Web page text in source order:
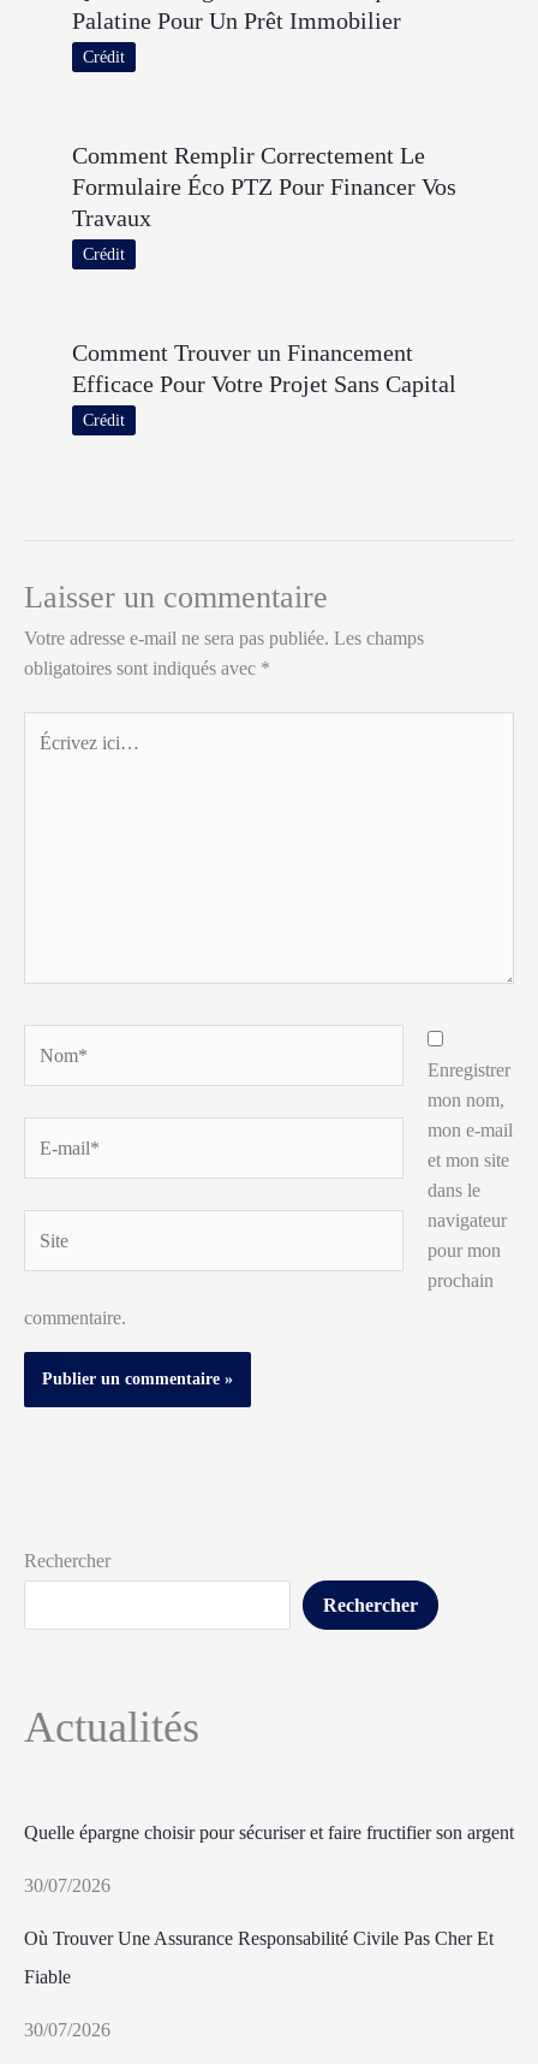
Palatine Pour Un Prêt Immobilier
Crédit
Comment Remplir Correctement Le
Formulaire Éco PTZ Pour Financer Vos
Travaux
Crédit
Comment Trouver un Financement
Efficace Pour Votre Projet Sans Capital
Crédit
Laisser un commentaire
Votre adresse e-mail ne sera pas publiée. Les champs
obligatoires sont indiqués avec *
ici…
mail*
Enregistrer
mon nom,
mon e-mail
et mon site
dans le
navigateur
pour mon
prochain
commentaire.
Rechercher
Rechercher
Actualités
Quelle épargne choisir pour sécuriser et faire fructifier son argent
30/07/2026
Où Trouver Une Assurance Responsabilité Civile Pas Cher Et
Fiable
30/07/2026